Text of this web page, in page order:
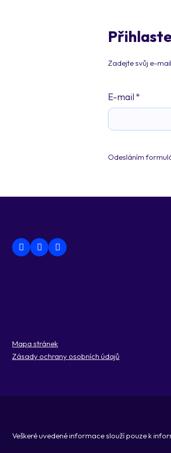
Zadejte svůj e-
E-mail *
Odesláním
Mapa stránek
Zásady ochrany osobních údajů
Veškeré uvedené informace slouží pouze k